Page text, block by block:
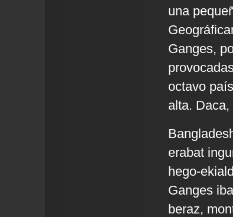
una
Ganges,
octavo
alta. Daca,
erabat
hego-
Ganges
beraz,